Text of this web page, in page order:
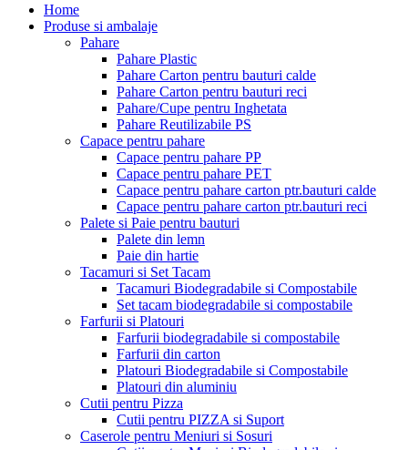
Home
Produse si ambalaje
Pahare
Pahare Plastic
Pahare Carton pentru bauturi calde
Pahare Carton pentru bauturi reci
Pahare/Cupe pentru Inghetata
Pahare Reutilizabile PS
Capace pentru pahare
Capace pentru pahare PP
Capace pentru pahare PET
Capace pentru pahare carton ptr.bauturi calde
Capace pentru pahare carton ptr.bauturi reci
Palete si Paie pentru bauturi
Palete din lemn
Paie din hartie
Tacamuri si Set Tacam
Tacamuri Biodegradabile si Compostabile
Set tacam biodegradabile si compostabile
Farfurii si Platouri
Farfurii biodegradabile si compostabile
Farfurii din carton
Platouri Biodegradabile si Compostabile
Platouri din aluminiu
Cutii pentru Pizza
Cutii pentru PIZZA si Suport
Caserole pentru Meniuri si Sosuri